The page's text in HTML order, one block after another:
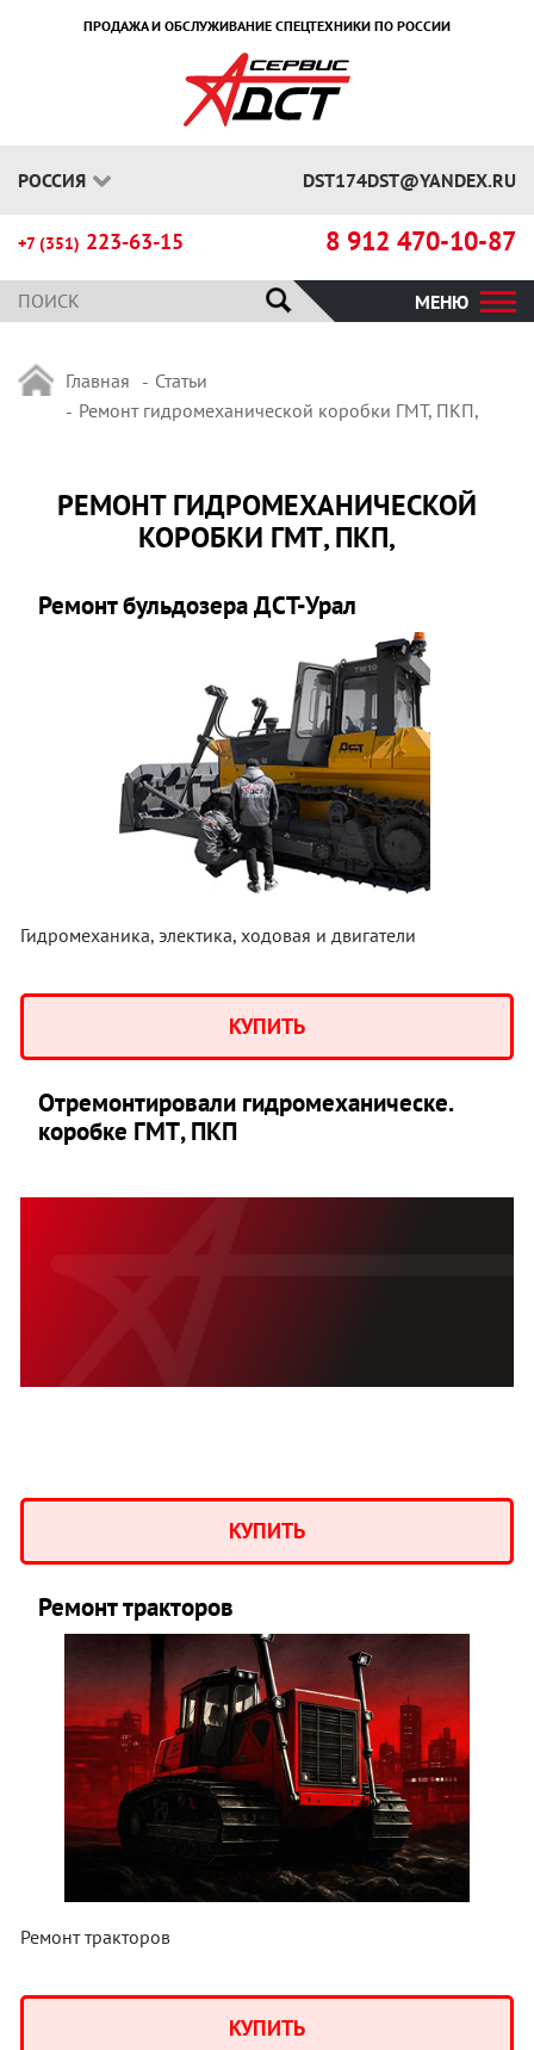
ПРОДАЖА И ОБСЛУЖИВАНИЕ СПЕЦТЕХНИКИ ПО РОССИИ
РОССИЯ DST174DST@YANDEX.RU
+7 (351) 223-63-15 8 912 470-10-87
МЕНЮ
Главная
Статьи
Ремонт гидромеханической коробки ГМТ, ПКП,
РЕМОНТ ГИДРОМЕХАНИЧЕСКОЙ
КОРОБКИ ГМТ, ПКП,
Ремонт бульдозера ДСТ-Урал
Гидромеханика, электика, ходовая и двигатели
КУПИТЬ
Отремонтировали гидромеханическe.
коробкe ГМТ, ПКП
КУПИТЬ
Ремонт тракторов
Ремонт тракторов
КУПИТЬ